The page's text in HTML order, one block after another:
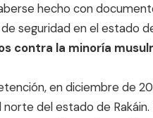
hecho con
seguridad en el estado
contra la minoría
en diciembre de
norte del estado de